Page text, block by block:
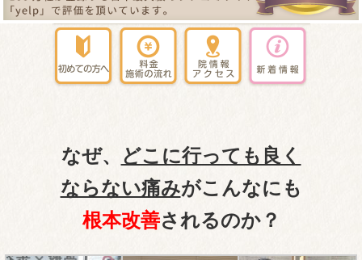
なぜ、
どこに行っても良く
ならない痛みがこんなにも
根本改善されるのか？